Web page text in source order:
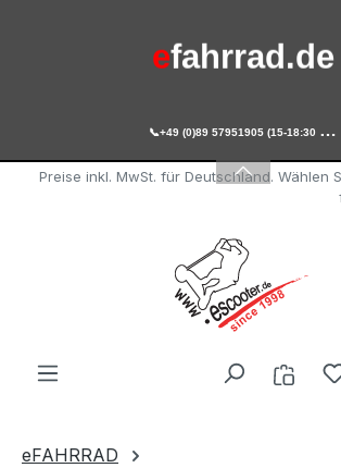
escooter.de
efahrrad.de

+49 (0)89 57951905 (15-18:30 Uhr)
Preise inkl. MwSt. für Deutschland. Wählen
eFAHRRAD